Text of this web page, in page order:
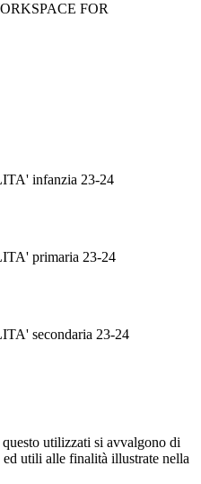
FOR
infanzia 23-24
primaria 23-24
secondaria 23-24
utilizzati si avvalgono di
utili alle finalità illustrate nella